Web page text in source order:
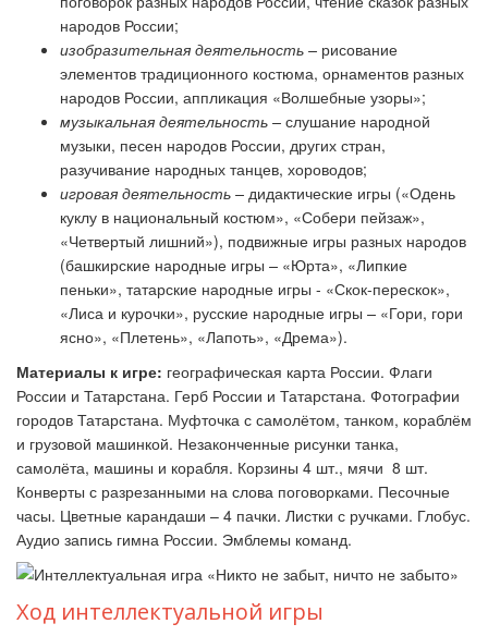
народов России;
изобразительная деятельность – рисование
элементов традиционного костюма, орнаментов разных
народов России, аппликация «Волшебные узоры»;
музыкальная деятельность – слушание народной
музыки, песен народов России, других стран,
разучивание народных танцев, хороводов;
игровая деятельность – дидактические игры («Одень
куклу в национальный костюм», «Собери пейзаж»,
«Четвертый лишний»), подвижные игры разных народов
(башкирские народные игры – «Юрта», «Липкие
пеньки», татарские народные игры - «Скок-перескок»,
«Лиса и курочки», русские народные игры – «Гори, гори
ясно», «Плетень», «Лапоть», «Дрема»).
Материалы к игре: географическая карта России. Флаги
России и Татарстана. Герб России и Татарстана. Фотографии
городов Татарстана. Муфточка с самолётом, танком, кораблём
и грузовой машинкой. Незаконченные рисунки танка,
самолёта, машины и корабля. Корзины 4 шт., мячи 8 шт.
Конверты с разрезанными на слова поговорками. Песочные
часы. Цветные карандаши – 4 пачки. Листки с ручками. Глобус.
Аудио запись гимна России. Эмблемы команд.
Ход интеллектуальной игры